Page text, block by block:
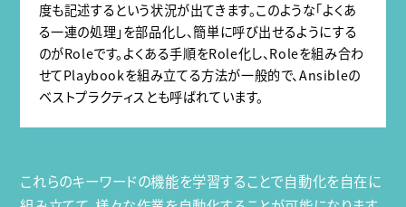
度も記述するという状況が出てきます。このような「よくあ
る一連の処理」を部品化し、簡単に呼び出せるようにする
のがRoleです。よくある手順をRole化し、Roleを組み合わ
せてPlaybookを組み立てる方法が一般的で、Ansibleの
ベストプラクティスとも呼ばれています。
これらのキーワードの機能を学習することで自動化を自在に